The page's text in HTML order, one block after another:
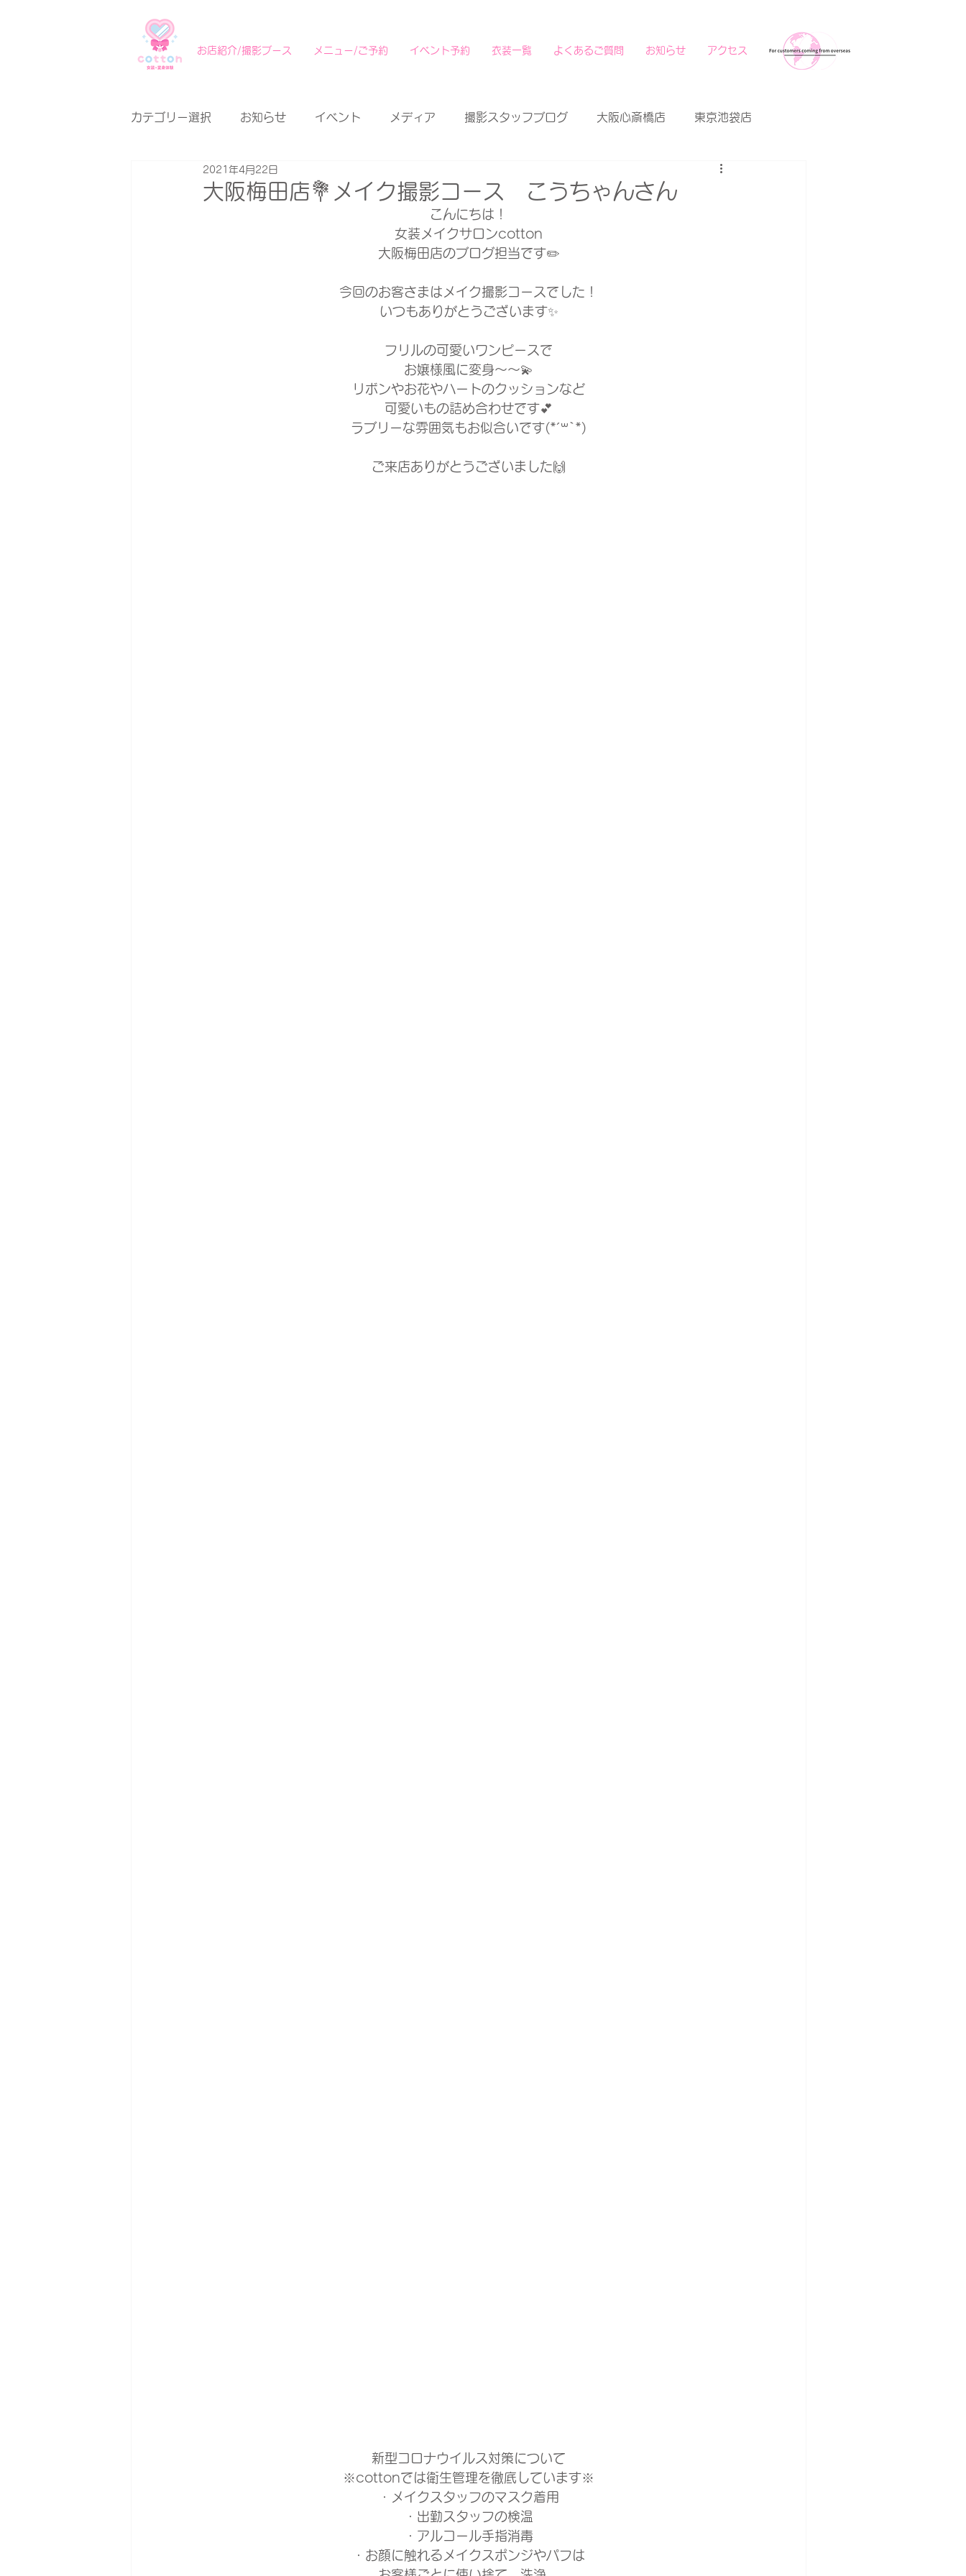
お店紹介/撮影ブース メニュー/ご予約 イベント予約 衣装一覧 よくあるご質問 お知らせ アクセス
カテゴリー選択 お知らせ イベント メディア 撮影スタッフブログ 大阪心斎橋店 東京池袋店
大阪梅田店💐メイク撮影コース こうちゃんさん
2021年4月22日
こんにちは！
女装メイクサロンcotton
大阪梅田店のブログ担当です✏️
今回のお客さまはメイク撮影コースでした！
いつもありがとうございます✨
フリルの可愛いワンピースで
お嬢様風に変身〜〜💫
リボンやお花やハートのクッションなど
可愛いもの詰め合わせです💕
ラブリーな雰囲気もお似合いです(*´꒳`*)
ご来店ありがとうございました🙌
新型コロナウイルス対策について
※cottonでは衛生管理を徹底しています※
・メイクスタッフのマスク着用
・出勤スタッフの検温
・アルコール手指消毒
・お顔に触れるメイクスポンジやパフは